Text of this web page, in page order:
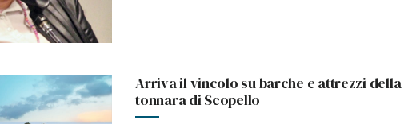
Arriva il vincolo su barche e attrezzi della
tonnara di Scopello